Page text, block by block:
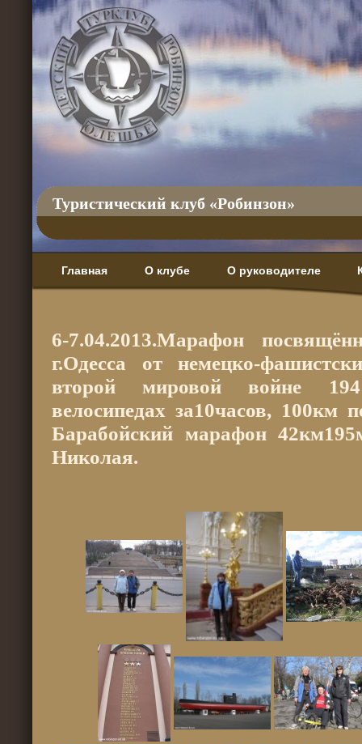
Туристический клуб «Робинзон»
Главная О клубе О руководителе
6-7.04.2013.Марафон
г.Одесса от немецко-
второй мировой войне
велосипедах за10часов, 100км
Барабойский марафон
Николая.